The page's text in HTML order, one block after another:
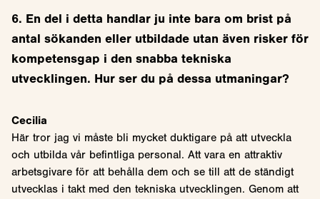
6. En del i detta handlar ju inte bara om brist på
antal sökanden eller utbildade utan även risker för
kompetensgap i den snabba tekniska
utvecklingen. Hur ser du på dessa utmaningar?
Cecilia
Här tror jag vi måste bli mycket duktigare på att utveckla
och utbilda vår befintliga personal. Att vara en attraktiv
arbetsgivare för att behålla dem och se till att de ständigt
utvecklas i takt med den tekniska utvecklingen. Genom att